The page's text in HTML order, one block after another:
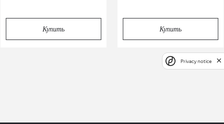
Купить Купить
Privacy notice